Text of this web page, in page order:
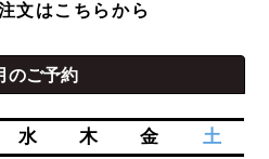
文はこちらから
のご予約
水 木 金
土